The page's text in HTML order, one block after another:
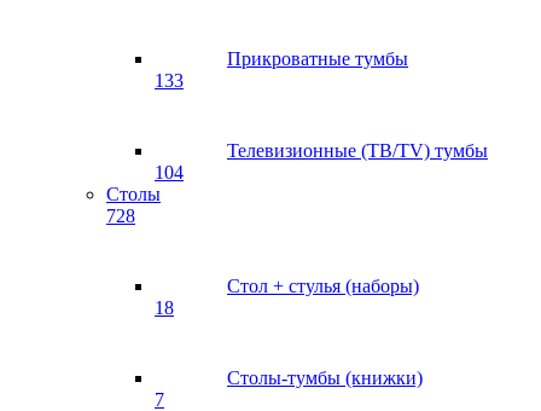
Прикроватные тумбы
133
Телевизионные (ТВ/TV) тумбы
104
Столы
728
Стол + стулья (наборы)
18
Столы-тумбы (книжки)
7